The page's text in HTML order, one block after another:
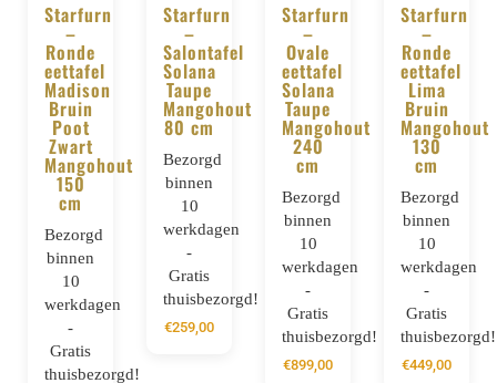
BESTELLEN
Starfurn
–
Ronde
eettafel
Madison
Bruin
Poot
Zwart
Mangohout
150
cm
Bezorgd
binnen
10
werkdagen
-
Gratis
thuisbezorgd!
BESTELLEN
Starfurn
–
Salontafel
Solana
Taupe
Mangohout
80 cm
Bezorgd
binnen
10
werkdagen
-
Gratis
thuisbezorgd!
€259,00
BESTELLEN
Starfurn
–
Ovale
eettafel
Solana
Taupe
Mangohout
240
cm
Bezorgd
binnen
10
werkdagen
-
Gratis
thuisbezorgd!
€899,00
BESTELLEN
Starfurn
–
Ronde
eettafel
Lima
Bruin
Mangohout
130
cm
Bezorgd
binnen
10
werkdagen
-
Gratis
thuisbezorgd!
€449,00